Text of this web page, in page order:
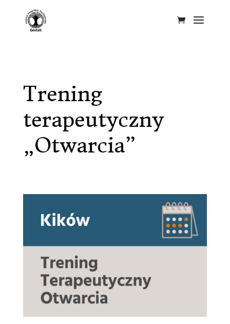
Trening
terapeutyczny
„Otwarcia”